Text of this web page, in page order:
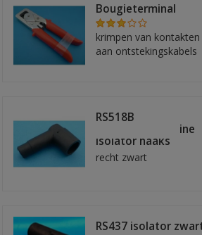
Bougieterminal
krimptang ICT7
krimpen van kontakten
aan ontstekingskabels
RS518B
verdeelkap/bobine
isolator haaks
recht zwart
RS437 isolator